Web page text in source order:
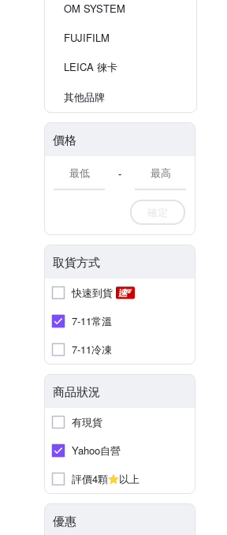
OM SYSTEM
FUJIFILM
LEICA 徠卡
其他品牌
價格
-
確定
取貨方式
快速到貨
7-11常溫
7-11冷凍
商品狀況
有現貨
Yahoo自營
評價4顆
以上
優惠